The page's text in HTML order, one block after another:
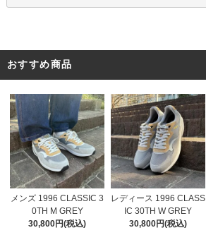
おすすめ商品
メンズ 1996 CLASSIC 3
0TH M GREY
30,800円(税込)
レディース 1996 CLASS
IC 30TH W GREY
30,800円(税込)